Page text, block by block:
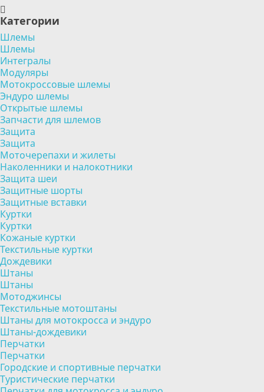
Категории
Шлемы
Шлемы
Интегралы
Модуляры
Мотокроссовые шлемы
Эндуро шлемы
Открытые шлемы
Запчасти для шлемов
Защита
Защита
Моточерепахи и жилеты
Наколенники и налокотники
Защита шеи
Защитные шорты
Защитные вставки
Куртки
Куртки
Кожаные куртки
Текстильные куртки
Дождевики
Штаны
Штаны
Мотоджинсы
Текстильные мотоштаны
Штаны для мотокросса и эндуро
Штаны-дождевики
Перчатки
Перчатки
Городские и спортивные перчатки
Туристические перчатки